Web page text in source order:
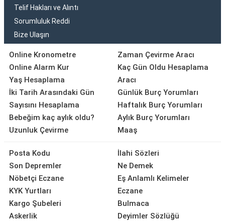
Telif Hakları ve Alıntı
Sorumluluk Reddi
Bize Ulaşın
Online Kronometre
Online Alarm Kur
Yaş Hesaplama
İki Tarih Arasındaki Gün
Sayısını Hesaplama
Bebeğim kaç aylık oldu?
Uzunluk Çevirme
Zaman Çevirme Aracı
Kaç Gün Oldu Hesaplama
Aracı
Günlük Burç Yorumları
Haftalık Burç Yorumları
Aylık Burç Yorumları
Maaş
Posta Kodu
Son Depremler
Nöbetçi Eczane
KYK Yurtları
Kargo Şubeleri
Askerlik
İlahi Sözleri
Ne Demek
Eş Anlamlı Kelimeler
Eczane
Bulmaca
Deyimler Sözlüğü